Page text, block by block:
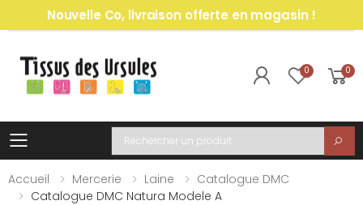
Nouvelle Co, livraison offerte en magasin !
0 0
Toggle mobile menu
Recherche
Accueil
Mercerie Laine
Catalogue DMC
Catalogue DMC Natura Modele A